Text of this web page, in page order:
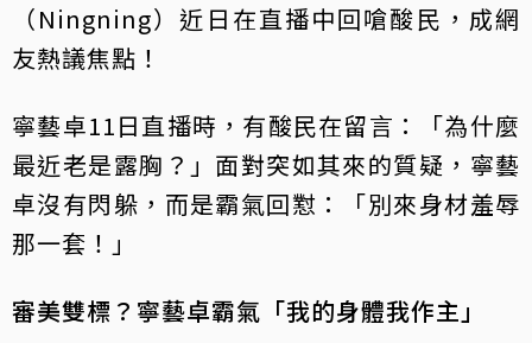
（Ningning）近日在直播中回嗆酸民，成網
友熱議焦點！
寧藝卓11日直播時，有酸民在留言：「為什麼
最近老是露胸？」面對突如其來的質疑，寧藝
卓沒有閃躲，而是霸氣回懟：「別來身材羞辱
那一套！」
審美雙標？寧藝卓霸氣「我的身體我作主」